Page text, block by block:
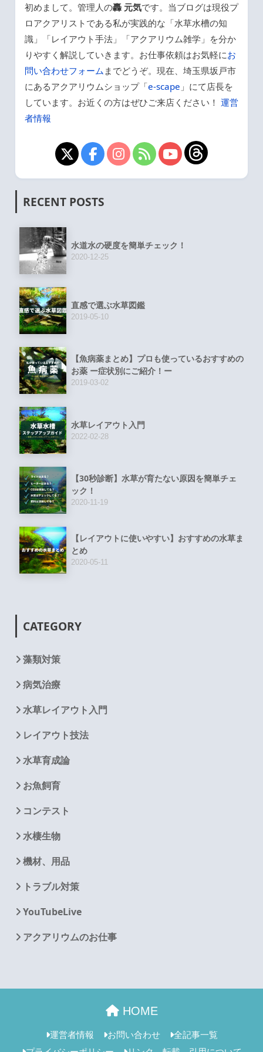
初めまして。管理人の轟 元気です。当ブログは現役プ
ロアクアリストである私が実践的な「水草水槽の知
識」「レイアウト手法」「アクアリウム雑学」を分か
りやすく解説していきます。お仕事依頼はお気軽にお
問い合わせフォーム までどうぞ。現在、埼玉県坂戸市
にあるアクアリウムショップ「e-scape 」にて店長を
しています。お近くの方はぜひご来店ください！ 運営
者情報
RECENT POSTS
水道水の硬度を簡単チェック！
2020-12-25
直感で選ぶ水草図鑑
2019-05-10
【魚病薬まとめ】プロも使っているおすすめの
お薬 ー症状別にご紹介！ー
2019-03-02
水草レイアウト入門
2022-02-28
【30秒診断】水草が育たない原因を簡単チェ
ック！
2020-11-19
【レイアウトに使いやすい】おすすめの水草ま
とめ
2020-05-11
CATEGORY
藻類対策
病気治療
水草レイアウト入門
レイアウト技法
水草育成論
お魚飼育
コンテスト
水棲生物
機材、用品
トラブル対策
YouTubeLive
アクアリウムのお仕事
HOME
運営者情報 お問い合わせ
全記事一覧